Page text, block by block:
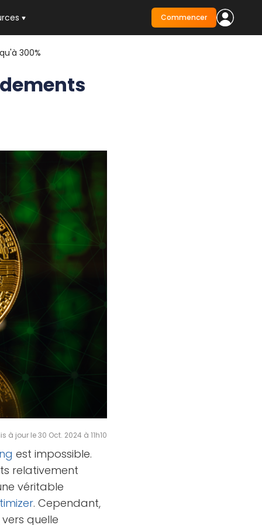
Commencer
300%
à jour le 30 Oct. 2024 à 11h10
est impossible.
relativement
véritable
. Cependant,
vers quelle